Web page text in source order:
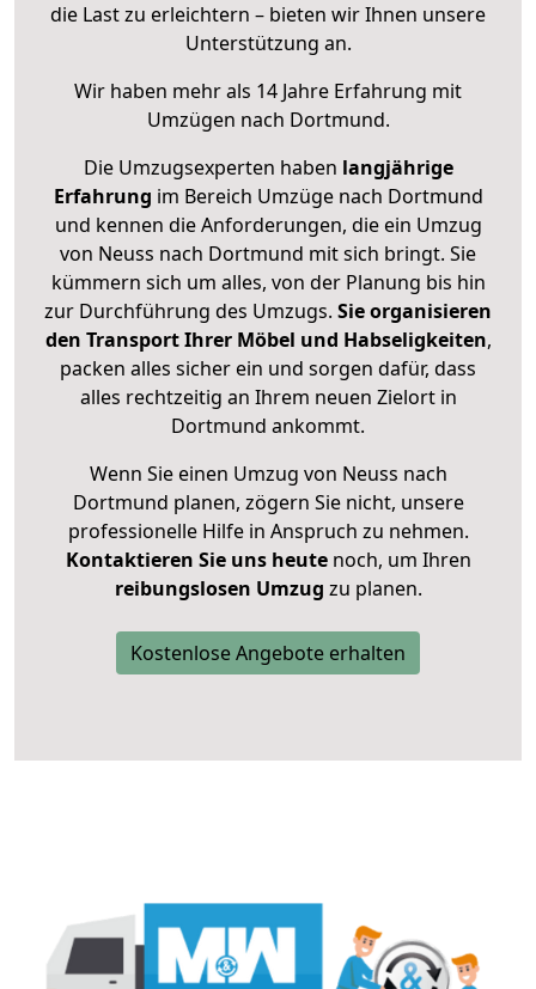
die Last zu erleichtern – bieten wir Ihnen unsere
Unterstützung an.
Wir haben mehr als 14 Jahre Erfahrung mit
Umzügen nach Dortmund.
Die Umzugsexperten haben langjährige
Erfahrung im Bereich Umzüge nach Dortmund
und kennen die Anforderungen, die ein Umzug
von Neuss nach Dortmund mit sich bringt. Sie
kümmern sich um alles, von der Planung bis hin
zur Durchführung des Umzugs. Sie organisieren
den Transport Ihrer Möbel und Habseligkeiten,
packen alles sicher ein und sorgen dafür, dass
alles rechtzeitig an Ihrem neuen Zielort in
Dortmund ankommt.
Wenn Sie einen Umzug von Neuss nach
Dortmund planen, zögern Sie nicht, unsere
professionelle Hilfe in Anspruch zu nehmen.
Kontaktieren Sie uns heutenoch, um Ihren
reibungslosen Umzug zu planen.
Kostenlose Angebote erhalten